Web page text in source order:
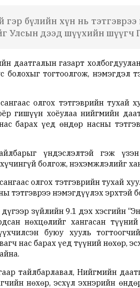
гэр бүлийн хүн нь
Улсын дээд шүүхийн шүүгч
даатгалын газарт
тогтоолгож, нэмэгдэл
олгох тэтгэврийн тухай
гишүүн хоёулаа нийгмийн
барах үед өндөр насны
үндэслэлтэй гэж үзэн
болгож, нэхэмжлэлийг
олгох тэтгэврийн тухай
тэтгэврээ нэмэгдүүлэх эрхтэй
зүйлийн 9.1 дэх хэсгийн
нөхцөлийг хангасан
буюу хууль
нас барах үед түүний нөхөр,
тайлбарлавал, Нийгмийн
нөхөр, эсхүл эхнэрийн